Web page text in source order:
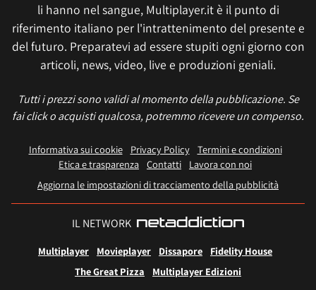
li hanno nel sangue, Multiplayer.it è il punto di
riferimento italiano per l'intrattenimento del presente e
del futuro. Preparatevi ad essere stupiti ogni giorno con
articoli, news, video, live e produzioni geniali.
Tutti i prezzi sono validi al momento della pubblicazione. Se
fai click o acquisti qualcosa, potremmo ricevere un compenso.
Informativa sui cookie Privacy Policy
Termini e condizioni
Etica e trasparenza Contatti
Lavora con noi
Aggiorna le impostazioni di tracciamento della pubblicità
IL NETWORK
Multiplayer Movieplayer Dissapore
Fidelity House
The Great Pizza
Multiplayer Edizioni